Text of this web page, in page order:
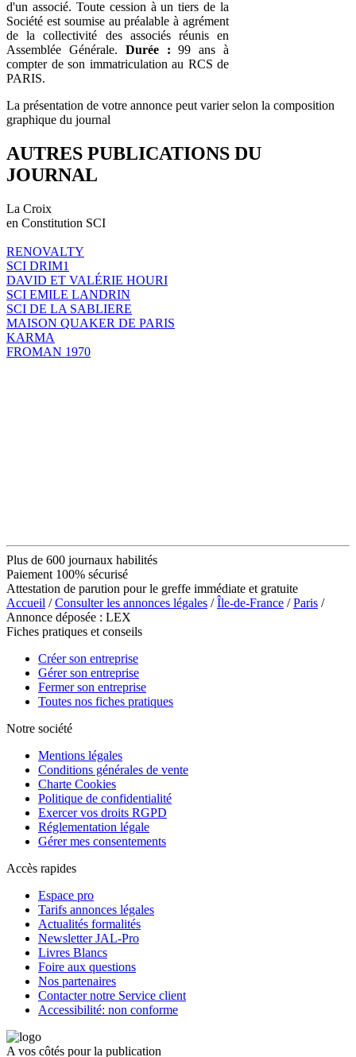
d'un associé. Toute cession à un tiers de la
Société est soumise au préalable à agrément
de la collectivité des associés réunis en
Assemblée Générale. Durée : 99 ans à
compter de son immatriculation au RCS de
PARIS.
La présentation de votre annonce peut varier selon la composition
graphique du journal
AUTRES PUBLICATIONS DU
JOURNAL
La Croix
en Constitution SCI
RENOVALTY
SCI DRIM1
DAVID ET VALÉRIE HOURI
SCI EMILE LANDRIN
SCI DE LA SABLIERE
MAISON QUAKER DE PARIS
KARMA
FROMAN 1970
Plus de 600 journaux habilités
Paiement 100% sécurisé
Attestation de parution pour le greffe immédiate et gratuite
Accueil /Consulter les annonces légales /Île-de-France /Paris /
Annonce déposée : LEX
Fiches pratiques et conseils
Créer son entreprise
Gérer son entreprise
Fermer son entreprise
Toutes nos fiches pratiques
Notre société
Mentions légales
Conditions générales de vente
Charte Cookies
Politique de confidentialité
Exercer vos droits RGPD
Réglementation légale
Gérer mes consentements
Accès rapides
Espace pro
Tarifs annonces légales
Actualités formalités
Newsletter JAL-Pro
Livres Blancs
Foire aux questions
Nos partenaires
Contacter notre Service client
Accessibilité: non conforme
A vos côtés pour la publication